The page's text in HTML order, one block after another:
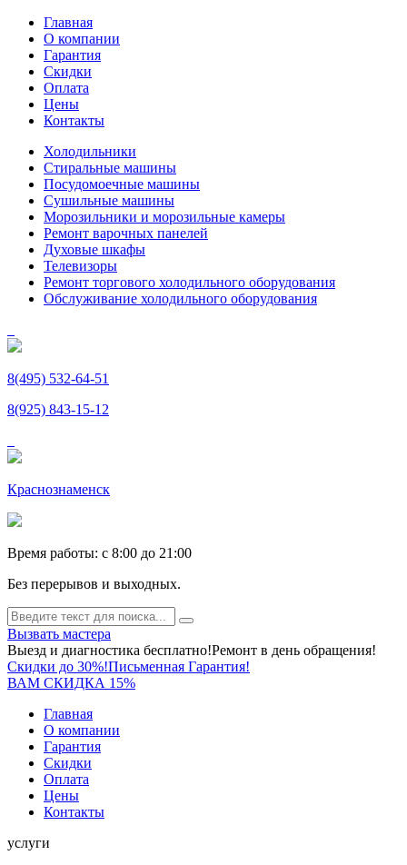
Главная
О компании
Гарантия
Скидки
Оплата
Цены
Контакты
Холодильники
Стиральные машины
Посудомоечные машины
Сушильные машины
Морозильники и морозильные камеры
Ремонт варочных панелей
Духовые шкафы
Телевизоры
Ремонт торгового холодильного оборудования
Обслуживание холодильного оборудования
8(495) 532-64-51
8(925) 843-15-12
Краснознаменск
Время работы: c 8:00 до 21:00
Без перерывов и выходных.
Вызвать мастера
Выезд и диагностика бесплатно!Ремонт в день обращения!
Скидки до 30%!Письменная Гарантия!
ВАМ СКИДКА 15%
Главная
О компании
Гарантия
Скидки
Оплата
Цены
Контакты
услуги